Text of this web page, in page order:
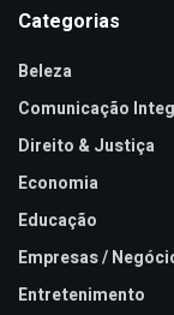
Categorias
Beleza
Comunicação
Direito & Justiça
Economia
Educação
Empresas /
Entretenimento